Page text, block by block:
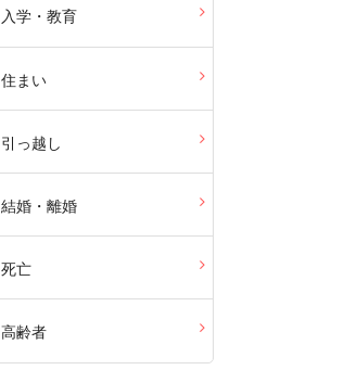
入学・教育
住まい
引っ越し
結婚・離婚
死亡
高齢者